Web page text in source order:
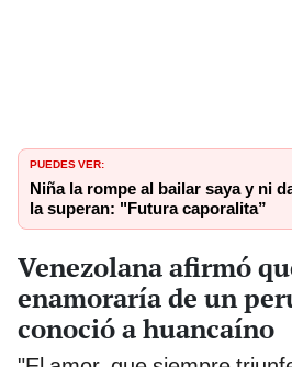
PUEDES VER:
Niña la rompe al bailar saya y ni
la superan: "Futura caporalita”
Venezolana afirmó
enamoraría de un
conoció a huancaíno